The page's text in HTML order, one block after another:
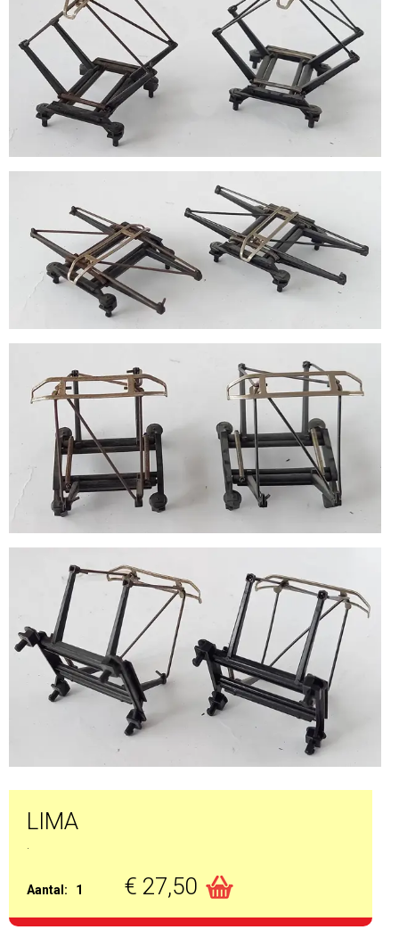
LIMA
Aantal: 1 € 27,50